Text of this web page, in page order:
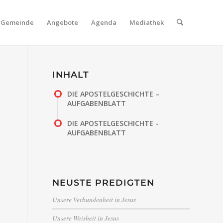
Gemeinde Angebote Agenda Mediathek
INHALT
DIE APOSTELGESCHICHTE –
AUFGABENBLATT
DIE APOSTELGESCHICHTE -
AUFGABENBLATT
NEUSTE PREDIGTEN
Unsere Verbundenheit in Jesus
Unsere Weisheit in Jesus